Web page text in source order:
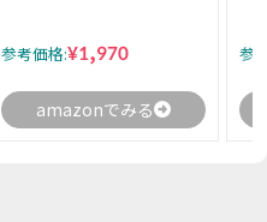
参考価格:¥1,970
amazonでみる
参